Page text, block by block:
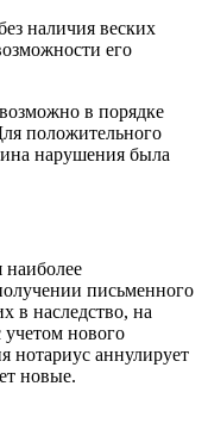
наличия веских
его
в порядке
положительного
нарушения была
наиболее
письменного
в наследство, на
учетом нового
нотариус аннулирует
новые.